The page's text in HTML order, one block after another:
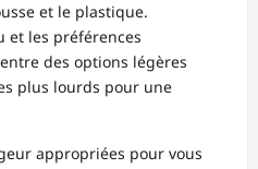
et le plastique.
et les préférences
des options légères
plus lourds pour une
appropriées pour vous